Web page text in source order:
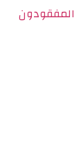
المفقودون